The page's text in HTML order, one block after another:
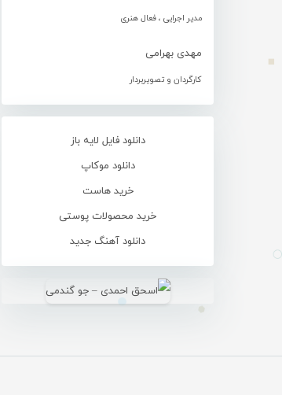
مدیر اجرایی ، فعال هنری
مهدی بهرامی
کارگردان و تصویربردار
دانلود فایل لایه باز
دانلود موکاپ
خرید هاست
خرید محصولات پوستی
دانلود آهنگ جدید